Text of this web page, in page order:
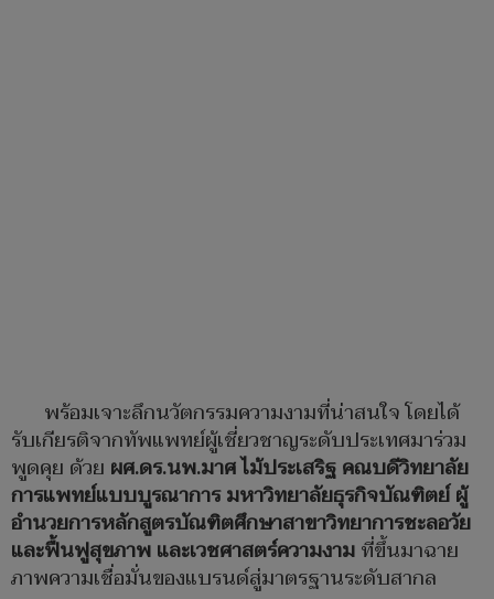
พร้อมเจาะลึกนวัตกรรมความงามที่น่าสนใจ โดยได้
รับเกียรติจากทัพแพทย์ผู้เชี่ยวชาญระดับประเทศมาร่วม
พูดคุย ด้วย ผศ.ดร.นพ.มาศ ไม้ประเสริฐ คณบดีวิทยาลัย
การแพทย์แบบบูรณาการ มหาวิทยาลัยธุรกิจบัณฑิตย์ ผู้
อำนวยการหลักสูตรบัณฑิตศึกษาสาขาวิทยาการชะลอวัย
และฟื้นฟูสุขภาพ และเวชศาสตร์ความงามที่ขึ้นมาฉาย
ภาพความเชื่อมั่นของแบรนด์สู่มาตรฐานระดับสากล